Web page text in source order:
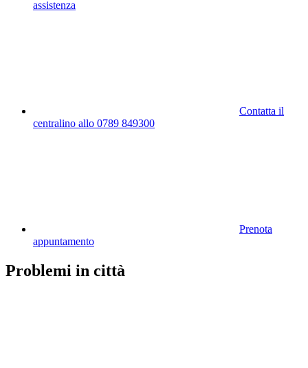
assistenza
Contatta il
centralino allo 0789 849300
Prenota
appuntamento
Problemi in città